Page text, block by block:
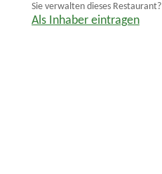
Sie verwalten dieses Restaurant?
Als Inhaber eintragen